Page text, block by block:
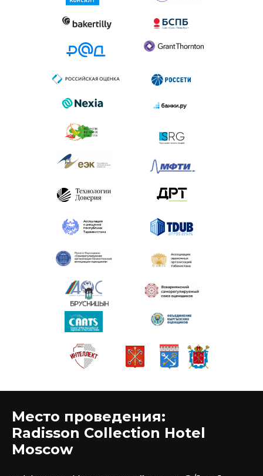
Место проведения:
Radisson Collection Hotel
Moscow